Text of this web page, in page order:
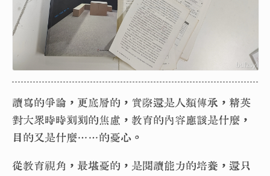
讀寫的爭論，更底層的，實際還是人類傳承，精英
對大眾時時刻刻的焦慮，教育的內容應該是什麼，
目的又是什麼……的憂心。
從教育視角，最堪憂的，是閱讀能力的培養，還只